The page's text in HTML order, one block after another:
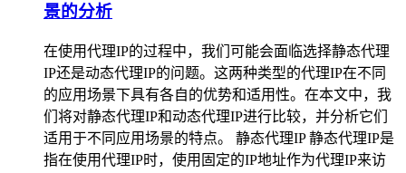
景的分析
在使用代理IP的过程中，我们可能会面临选择静态代理
IP还是动态代理IP的问题。这两种类型的代理IP在不同
的应用场景下具有各自的优势和适用性。在本文中，我
们将对静态代理IP和动态代理IP进行比较，并分析它们
适用于不同应用场景的特点。 静态代理IP 静态代理IP是
指在使用代理IP时，使用固定的IP地址作为代理IP来访